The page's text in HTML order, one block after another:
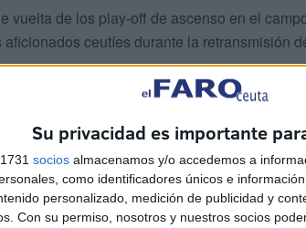
Su privacidad es importante
socios almacenamos y/o accedemos a
como identificadores únicos e
personalizado, medición de publicidad y
Con su permiso, nosotros y nuestros socios
vuelta de los play-off de ascenso en el
ceutíes durante la retransmisión
comportamiento vejatorio hacia los